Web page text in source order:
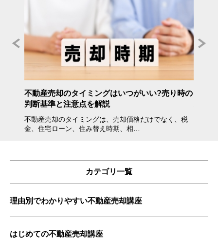
不動産売却のタイミングはいつがいい?売り時の
判断基準と注意点を解説
不動産売却のタイミングは、売却価格だけでなく、税
金、住宅ローン、住み替え時期、相…
カテゴリ一覧
理由別でわかりやすい不動産売却講座
はじめての不動産売却講座